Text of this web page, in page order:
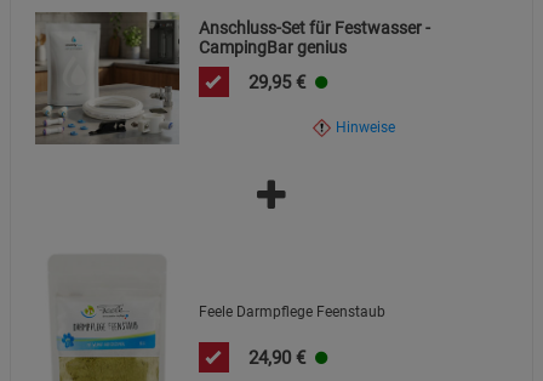
Anschluss-Set für Festwasser -
CampingBar genius
29,95 €
Hinweise
Feele Darmpflege Feenstaub
24,90 €